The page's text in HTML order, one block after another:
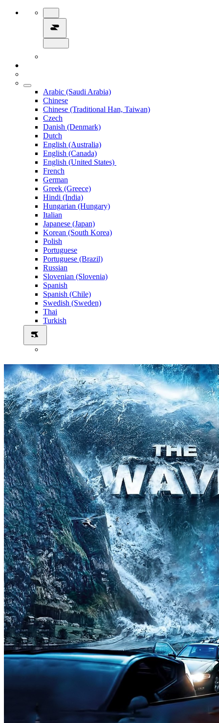
Arabic (Saudi Arabia)
Chinese
Chinese (Traditional Han, Taiwan)
Czech
Danish (Denmark)
Dutch
English (Australia)
English (Canada)
English (United States)
French
German
Greek (Greece)
Hindi (India)
Hungarian (Hungary)
Italian
Japanese (Japan)
Korean (South Korea)
Polish
Portuguese
Portuguese (Brazil)
Russian
Slovenian (Slovenia)
Spanish
Spanish (Chile)
Swedish (Sweden)
Thai
Turkish